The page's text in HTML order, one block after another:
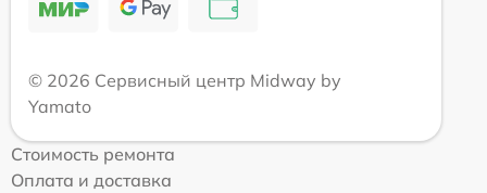
© 2026 Сервисный центр Midway by
Yamato
Стоимость ремонта
Оплата и доставка